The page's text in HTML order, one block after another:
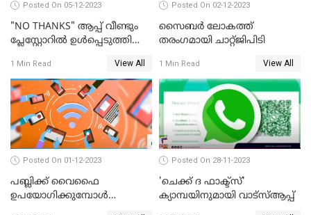
Posted On 05-12-2023
"NO THANKS" ആപ്പ് വീണ്ടും
പ്ലേസ്റ്റോറില്‍ ഉള്‍പ്പെടുത്തി
1 Min Read View All
Posted On 02-12-2023
സൈബര്‍ ലോകത്ത്
തരംഗമായി ചാറ്റ്ജിപിടി
1 Min Read View All
Posted On 01-12-2023
പബ്ലിക്ക് വൈഫൈ
ഉപയോഗിക്കുമ്പോള്‍
Posted On 28-11-2023
'ചെക്ക് ദ ഫാക്ട്‌സ്'
ക്യാമ്പയിനുമായി വാട്സ്ആപ്പ്